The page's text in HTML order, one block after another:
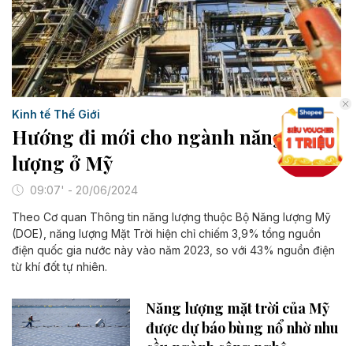
Kinh tế Thế Giới
Hướng đi mới cho ngành năng
lượng ở Mỹ
09:07' - 20/06/2024
Theo Cơ quan Thông tin năng lượng thuộc Bộ Năng lượng Mỹ
(DOE), năng lượng Mặt Trời hiện chỉ chiếm 3,9% tổng nguồn
điện quốc gia nước này vào năm 2023, so với 43% nguồn điện
từ khí đốt tự nhiên.
Năng lượng mặt trời của Mỹ
được dự báo bùng nổ nhờ nhu